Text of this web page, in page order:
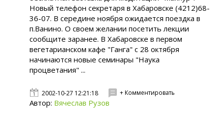
Новый телефон секретаря в Хабаровске (4212)68-
36-07. В середине ноября ожидается поездка в
п.Ванино. О своем желании посетить лекции
сообщите заранее. В Хабаровске в первом
вегетарианском кафе "Ганга" с 28 октября
начинаются новые семинары "Наука
процветания" ...
2002-10-27 12:21:18 + Комментировать
Автор: Вячеслав Рузов